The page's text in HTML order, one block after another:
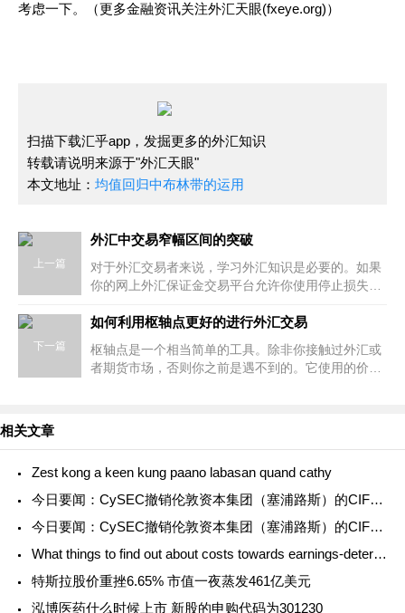
考虑一下。（更多金融资讯关注外汇天眼(fxeye.org)）
扫描下载汇乎app，发掘更多的外汇知识
转载请说明来源于"外汇天眼"
本文地址： 均值回归中布林带的运用
上一篇
外汇中交易窄幅区间的突破
对于外汇交易者来说，学习外汇知识是必要的。如果
你的网上外汇保证金交易平台允许你使用停止损失的
会。也就是说，在区间外利用自己
下一篇
如何利用枢轴点更好的进行外汇交易
枢轴点是一个相当简单的工具。除非你接触过外汇或
者期货市场，否则你之前是遇不到的。它使用的价格
相关文章
Zest kong a keen kung paano labasan quand cathy
今日要闻：CySEC撤销伦敦资本集团（塞浦路斯）的CIF牌照；TMGM与意大利传奇门将吉安路易吉·布冯合作；Britannia Global Markets推出新的主经纪业务解决方案....
今日要闻：CySEC撤销伦敦资本集团（塞浦路斯）的CIF牌照；TMGM与意大利传奇门将吉安路易吉·布冯合作；Britannia Global Markets推出新的主经纪业务解决方案....
What things to find out about costs towards earnings-determined installment preparations
特斯拉股价重挫6.65% 市值一夜蒸发461亿美元
泓博医药什么时候上市 新股的申购代码为301230